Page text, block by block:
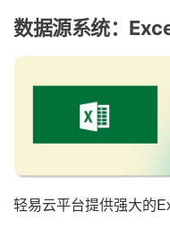
数据源系统：
轻易云平台提供强大的